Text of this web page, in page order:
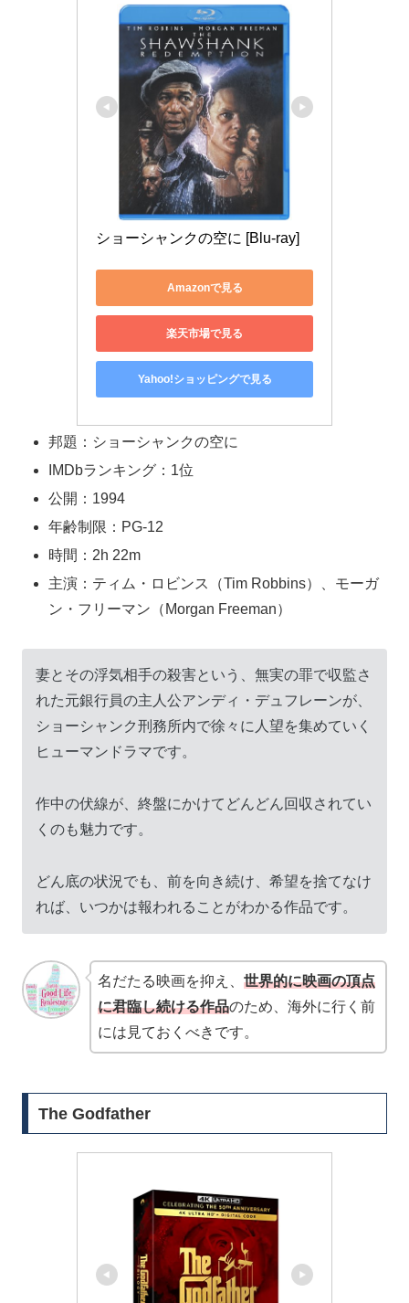
ショーシャンクの空に [Blu-ray]
Amazonで見る
楽天市場で見る
Yahoo!ショッピングで見る
邦題：ショーシャンクの空に
IMDbランキング：1位
公開：1994
年齢制限：PG-12
時間：2h 22m
主演：ティム・ロビンス（Tim Robbins）、モーガ
ン・フリーマン（Morgan Freeman）
妻とその浮気相手の殺害という、無実の罪で収監さ
れた元銀行員の主人公アンディ・デュフレーンが、
ショーシャンク刑務所内で徐々に人望を集めていく
ヒューマンドラマです。
作中の伏線が、終盤にかけてどんどん回収されてい
くのも魅力です。
どん底の状況でも、前を向き続け、希望を捨てなけ
れば、いつかは報われることがわかる作品です。
名だたる映画を抑え、 世界的に映画の頂点
に君臨し続ける作品のため、海外に行く前
には見ておくべきです。
The Godfather